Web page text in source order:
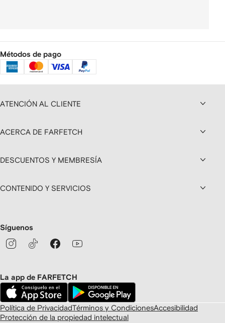
Métodos de pago
ATENCIÓN AL CLIENTE
ACERCA DE FARFETCH
DESCUENTOS Y MEMBRESÍA
CONTENIDO Y SERVICIOS
Síguenos
La app de FARFETCH
Política de PrivacidadTérminos y CondicionesAccesibilidad
Protección de la propiedad intelectual